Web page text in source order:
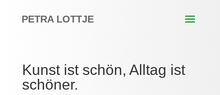
PETRA LOTTJE
Kunst ist schön, Alltag ist
schöner.